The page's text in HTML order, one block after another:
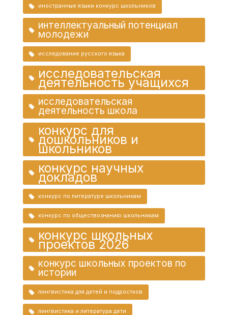
иностранные языки конкурс школьников
интеллектуальный потенциал
молодежи
исследование русского языка
исследовательская
деятельность учащихся
исследовательская
деятельность школа
конкурс для
дошкольников и
школьников
конкурс научных
докладов
конкурс по литературе школьникам
конкурс по обществознанию школьникам
конкурс школьных
проектов 2026
конкурс школьных проектов по
истории
лингвистика для детей и подростков
лингвистика и литература дети